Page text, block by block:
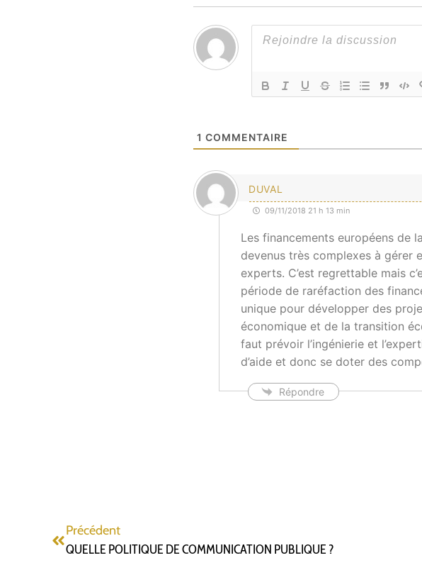
1 COMMENTAIRE
DUVAL
09/11/2018 21 h 13 min
Les financements européens de
devenus très complexes à gérer
experts. C’est regrettable mais
période de raréfaction des
unique pour développer des
économique et de la transition
faut prévoir l’ingénierie et
d’aide et donc se doter des
Répondre
Précédent
QUELLE POLITIQUE DE COMMUNICATION PUBLIQUE ?